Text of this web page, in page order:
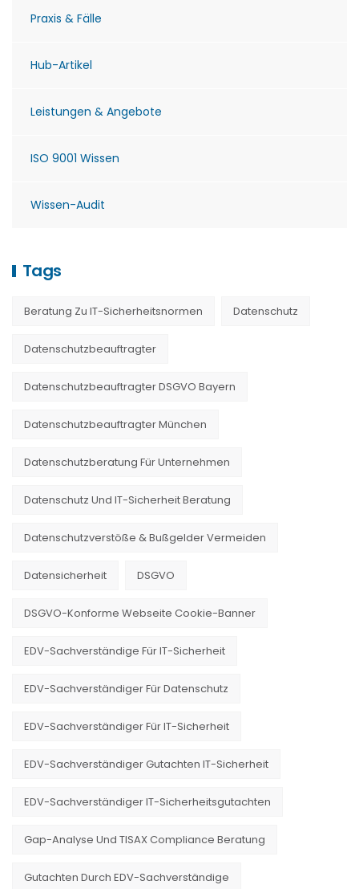
Praxis & Fälle
Hub-Artikel
Leistungen & Angebote
ISO 9001 Wissen
Wissen-Audit
Tags
Beratung Zu IT-Sicherheitsnormen Datenschutz
Datenschutzbeauftragter
Datenschutzbeauftragter DSGVO Bayern
Datenschutzbeauftragter München
Datenschutzberatung Für Unternehmen
Datenschutz Und IT-Sicherheit Beratung
Datenschutzverstöße & Bußgelder Vermeiden
Datensicherheit DSGVO
DSGVO-Konforme Webseite Cookie-Banner
EDV-Sachverständige Für IT-Sicherheit
EDV-Sachverständiger Für Datenschutz
EDV-Sachverständiger Für IT-Sicherheit
EDV-Sachverständiger Gutachten IT-Sicherheit
EDV-Sachverständiger IT-Sicherheitsgutachten
Gap-Analyse Und TISAX Compliance Beratung
Gutachten Durch EDV-Sachverständige